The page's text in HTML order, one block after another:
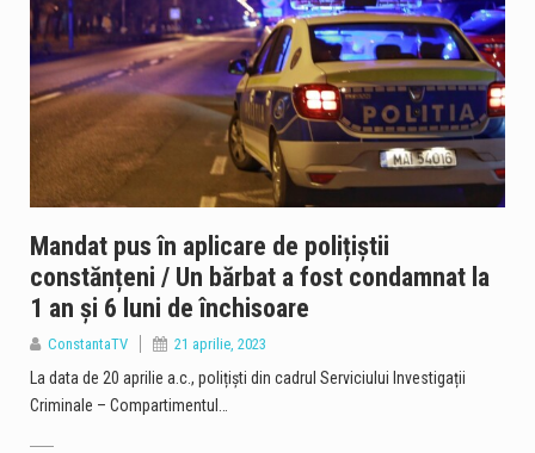
Mandat pus în aplicare de polițiștii
constănțeni / Un bărbat a fost condamnat la
1 an și 6 luni de închisoare
ConstantaTV 21 aprilie, 2023
La data de 20 aprilie a.c., polițiști din cadrul Serviciului Investigații
Criminale – Compartimentul…